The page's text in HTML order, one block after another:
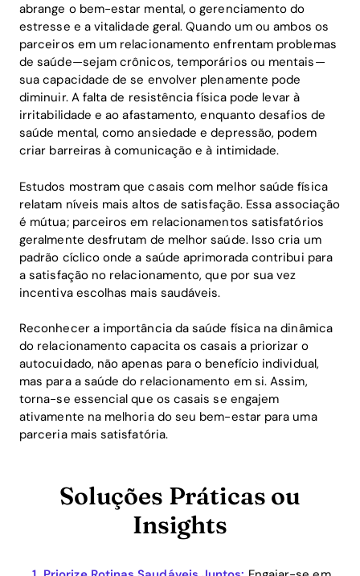
abrange o bem-estar mental, o gerenciamento do
estresse e a vitalidade geral. Quando um ou ambos os
parceiros em um relacionamento enfrentam problemas
de saúde—sejam crônicos, temporários ou mentais—
sua capacidade de se envolver plenamente pode
diminuir. A falta de resistência física pode levar à
irritabilidade e ao afastamento, enquanto desafios de
saúde mental, como ansiedade e depressão, podem
criar barreiras à comunicação e à intimidade.
Estudos mostram que casais com melhor saúde física
relatam níveis mais altos de satisfação. Essa associação
é mútua; parceiros em relacionamentos satisfatórios
geralmente desfrutam de melhor saúde. Isso cria um
padrão cíclico onde a saúde aprimorada contribui para
a satisfação no relacionamento, que por sua vez
incentiva escolhas mais saudáveis.
Reconhecer a importância da saúde física na dinâmica
do relacionamento capacita os casais a priorizar o
autocuidado, não apenas para o benefício individual,
mas para a saúde do relacionamento em si. Assim,
torna-se essencial que os casais se engajem
ativamente na melhoria do seu bem-estar para uma
parceria mais satisfatória.
Soluções Práticas ou
Insights